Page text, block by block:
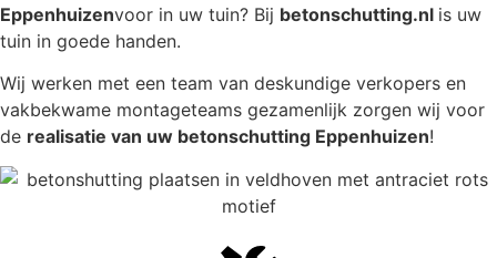
Eppenhuizenvoor in uw tuin? Bij betonschutting.nl is uw
tuin in goede handen.
Wij werken met een team van deskundige verkopers en
vakbekwame montageteams gezamenlijk zorgen wij voor
de realisatie van uw betonschutting Eppenhuizen!